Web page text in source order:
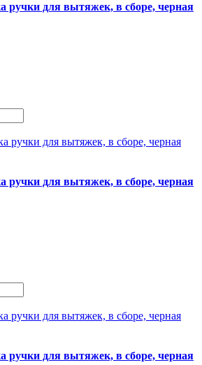
ручки для вытяжек, в сборе, черная
ручки для вытяжек, в сборе, черная
ручки для вытяжек, в сборе, черная